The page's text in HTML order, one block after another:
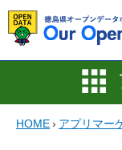
HOME› アプリマー